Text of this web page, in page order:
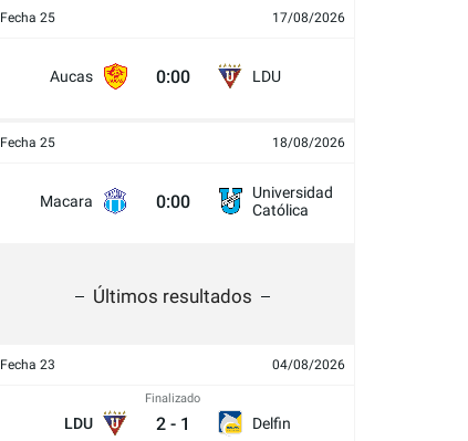
Fecha 25 17/08/2026
Aucas 0:00 LDU
Fecha 25 18/08/2026
Macara 0:00
Universidad
Católica
Últimos resultados
Fecha 23 04/08/2026
LDU
Finalizado
2 - 1 Delfin